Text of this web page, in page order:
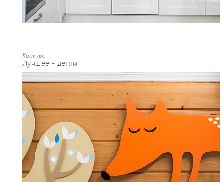
Конкурс
Лучшее - детям